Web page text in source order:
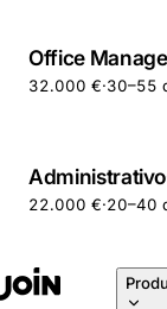
Office
32.000 €·30–55
22.000 €·20–40